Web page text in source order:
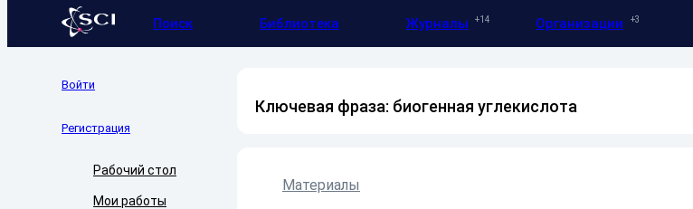
Поиск Библиотека Журналы 14 Организации 3
Войти
Регистрация
Рабочий стол
Мои работы
Ключевая фраза: биогенная углекислота
Материалы